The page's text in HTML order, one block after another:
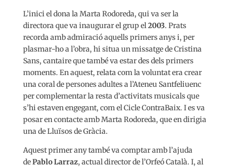
L’inici el dona la Marta Rodoreda, qui va ser la
directora que va inaugurar el grup el 2003. Prats
recorda amb admiració aquells primers anys i, per
plasmar-ho a l’obra, hi situa un missatge de Cristina
Sans, cantaire que també va estar des dels primers
moments. En aquest, relata com la voluntat era crear
una coral de persones adultes a l’Ateneu Santfeliuenc
per complementar la resta d’activitats musicals que
s’hi estaven engegant, com el Cicle ContraBaix. I es va
posar en contacte amb Marta Rodoreda, que en dirigia
una de Lluïsos de Gràcia.
Aquest primer any també va comptar amb l’ajuda
dePablo Larraz, actual director de l’Orfeó Català. I, al